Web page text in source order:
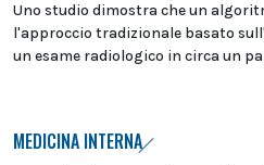
Uno studio dimostra che un
l'approccio tradizionale basato
un esame radiologico in circa un
MEDICINA INTERNA